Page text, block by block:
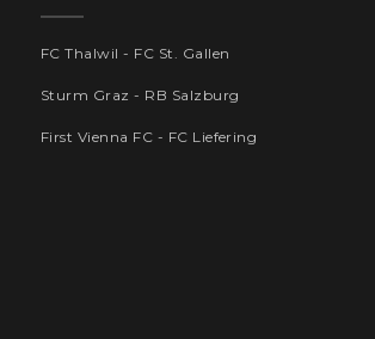
FC Thalwil - FC St. Gallen
Sturm Graz - RB Salzburg
First Vienna FC - FC Liefering